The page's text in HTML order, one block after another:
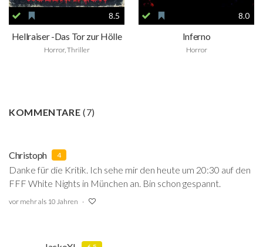
8.5
Hellraiser -Das Tor zur Hölle
Horror, Thriller
8.0
Inferno
Horror
KOMMENTARE(7)
Christoph 4
Danke für die Kritik. Ich sehe mir den heute um 20:30 auf den
FFF White Nights in München an. Bin schon gespannt.
vor mehr als 10 Jahren